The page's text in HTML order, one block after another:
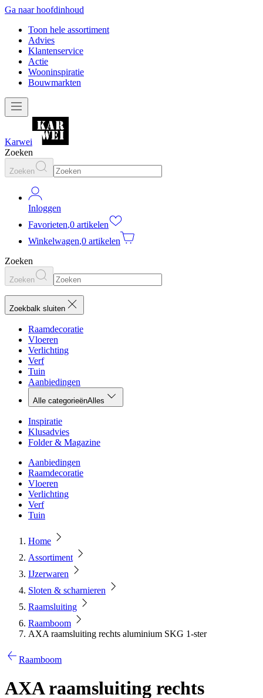
Ga naar hoofdinhoud
Toon hele assortiment
Advies
Klantenservice
Actie
Wooninspiratie
Bouwmarkten
Karwei
Zoeken
Zoeken
Inloggen
Favorieten,0 artikelen
Winkelwagen,0 artikelen
Zoeken
Zoeken
Zoekbalk sluiten
Raamdecoratie
Vloeren
Verlichting
Verf
Tuin
Aanbiedingen
Alle categorieënAlles
Inspiratie
Klusadvies
Folder & Magazine
Aanbiedingen
Raamdecoratie
Vloeren
Verlichting
Verf
Tuin
Home
Assortiment
IJzerwaren
Sloten & scharnieren
Raamsluiting
Raamboom
AXA raamsluiting rechts aluminium SKG 1-ster
Raamboom
AXA raamsluiting rechts